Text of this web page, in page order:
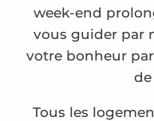
week-end
vous guider par
votre bonheur
Tous les